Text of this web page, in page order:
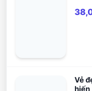
Vẻ
hiến